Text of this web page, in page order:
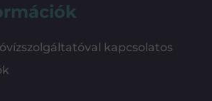
kapcsolatos